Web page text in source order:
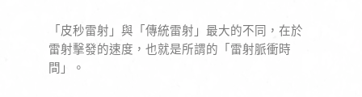
「皮秒雷射」與「傳統雷射」最大的不同，在於
雷射擊發的速度，也就是所謂的「雷射脈衝時
間」。